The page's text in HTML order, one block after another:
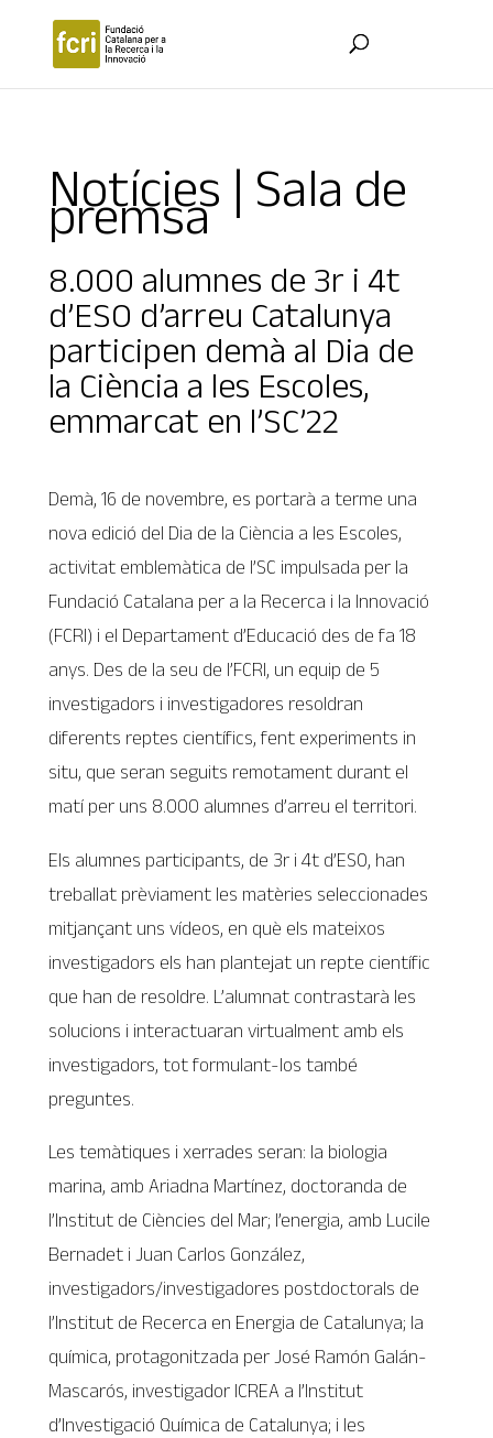
Notícies | Sala de
premsa
8.000 alumnes de 3r i 4t
d’ESO d’arreu Catalunya
participen demà al Dia de
la Ciència a les Escoles,
emmarcat en l’SC’22
Demà, 16 de novembre, es portarà a terme una
nova edició del Dia de la Ciència a les Escoles,
activitat emblemàtica de l’SC impulsada per la
Fundació Catalana per a la Recerca i la Innovació
(FCRI) i el Departament d’Educació des de fa 18
anys. Des de la seu de l’FCRI, un equip de 5
investigadors i investigadores resoldran
diferents reptes científics, fent experiments in
situ, que seran seguits remotament durant el
matí per uns 8.000 alumnes d’arreu el territori.
Els alumnes participants, de 3r i 4t d’ESO, han
treballat prèviament les matèries seleccionades
mitjançant uns vídeos, en què els mateixos
investigadors els han plantejat un repte científic
que han de resoldre. L’alumnat contrastarà les
solucions i interactuaran virtualment amb els
investigadors, tot formulant-los també
preguntes.
Les temàtiques i xerrades seran: la biologia
marina, amb Ariadna Martínez, doctoranda de
l’Institut de Ciències del Mar; l’energia, amb Lucile
Bernadet i Juan Carlos González,
investigadors/investigadores postdoctorals de
l’Institut de Recerca en Energia de Catalunya; la
química, protagonitzada per José Ramón Galán-
Mascarós, investigador ICREA a l’Institut
d’Investigació Química de Catalunya; i les